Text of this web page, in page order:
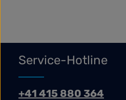
Service-Hotline
+41 415 880 364